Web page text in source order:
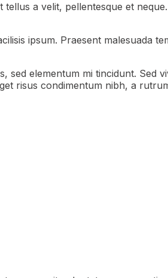
tellus a velit, pellentesque et
ipsum. Praesent malesuada
sed elementum mi tincidunt. Sed
risus condimentum nibh, a